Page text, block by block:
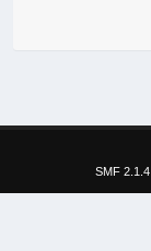
SMF 2.1.4